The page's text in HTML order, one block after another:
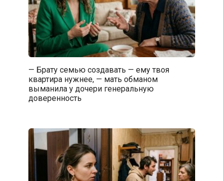
— Брату семью создавать — ему твоя
квартира нужнее, — мать обманом
выманила у дочери генеральную
доверенность